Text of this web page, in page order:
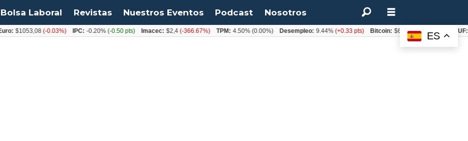
Bolsa Laboral Revistas Nuestros Eventos Podcast Nosotros
ES
(-0.03%) IPC: -0.20% (-0.50 pts) Imacec: $2,4(-366.67%) TPM: 4.50%(0.00%) Desempleo: 9.44%(+0.33 pts) Bitcoin: $64.600,08 (+2.93%)